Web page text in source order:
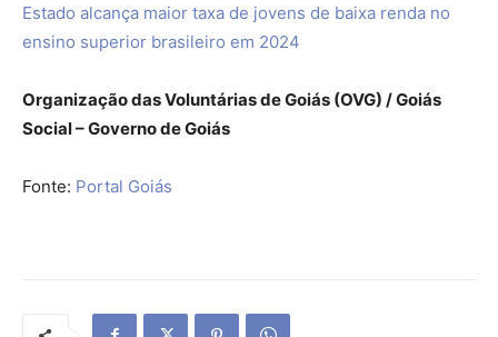
Estado alcança maior taxa de jovens de baixa renda no
ensino superior brasileiro em 2024
Organização das Voluntárias de Goiás (OVG) / Goiás
Social – Governo de Goiás
Fonte: Portal Goiás